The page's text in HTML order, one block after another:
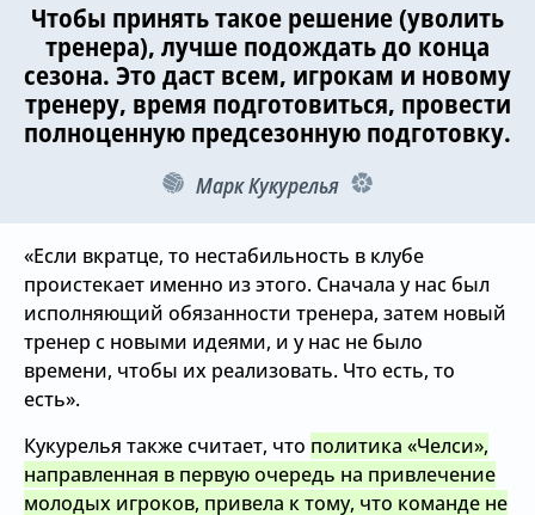
Чтобы принять такое решение (уволить
тренера), лучше подождать до конца
сезона. Это даст всем, игрокам и новому
тренеру, время подготовиться, провести
полноценную предсезонную подготовку.
Марк Кукурелья
«Если вкратце, то нестабильность в клубе
проистекает именно из этого. Сначала у нас был
исполняющий обязанности тренера, затем новый
тренер с новыми идеями, и у нас не было
времени, чтобы их реализовать. Что есть, то
есть».
Кукурелья также считает, что политика «Челси»,
направленная в первую очередь на привлечение
молодых игроков, привела к тому, что команде не